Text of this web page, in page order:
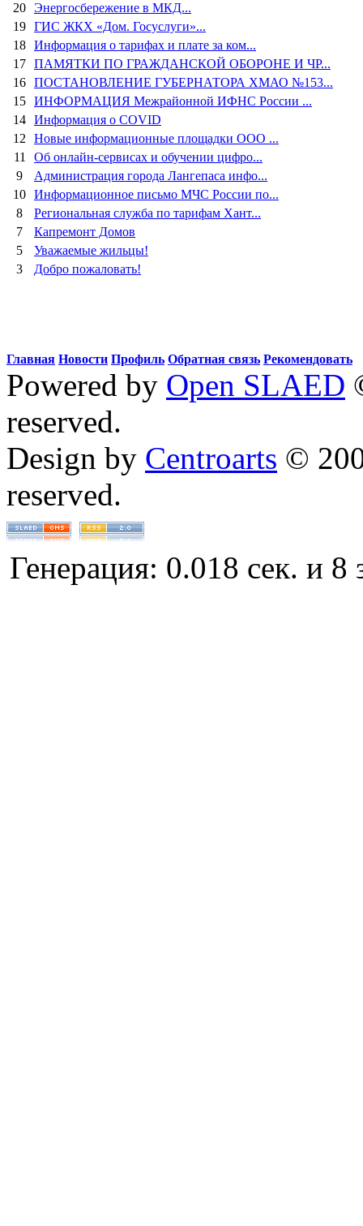
20 Энергосбережение в МКД...
19 ГИС ЖКХ «Дом. Госуслуги»...
18 Информация о тарифах и плате за ком...
17 ПАМЯТКИ ПО ГРАЖДАНСКОЙ ОБОРОНЕ И ЧР...
16 ПОСТАНОВЛЕНИЕ ГУБЕРНАТОРА ХМАО №153...
15 ИНФОРМАЦИЯ Межрайонной ИФНС России ...
14 Информация о COVID
12
Новые информационные площадки ООО ...
11
Об онлайн-сервисах и обучении цифро...
9
Администрация города Лангепаса инфо...
10 Информационное письмо МЧС России по...
8
Региональная служба по тарифам Хант...
7
Капремонт Домов
5
Уважаемые жильцы!
3
Добро пожаловать!
Главная Новости Профиль Обратная связь Рекомендовать
Powered by Open SLAED
reserved.
Design by Centroarts ©
reserved.
Генерация: 0.018 сек. и 8